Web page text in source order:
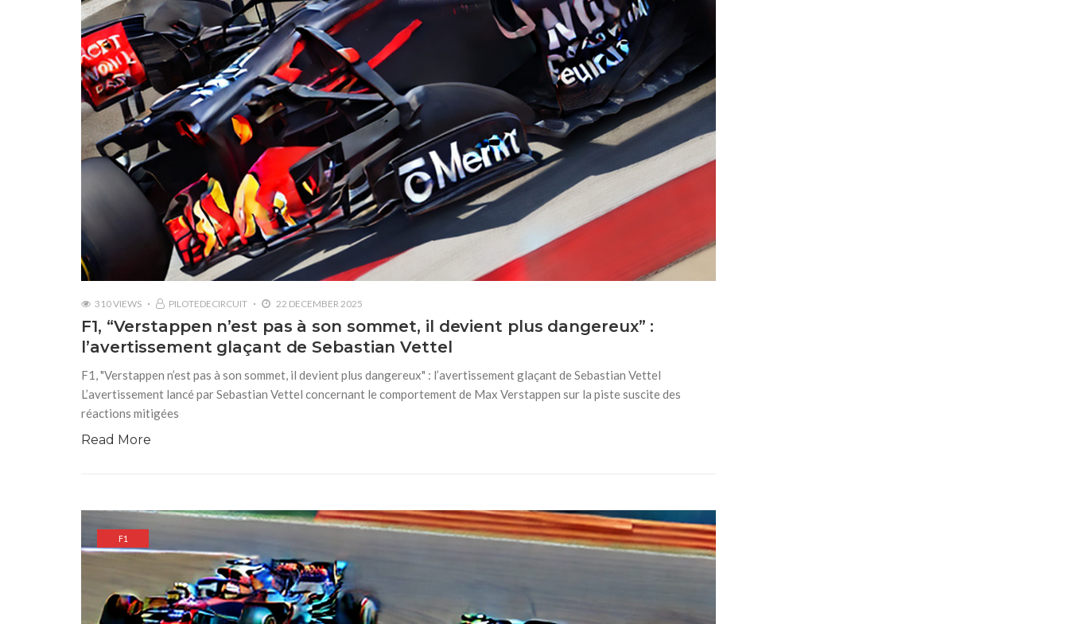
310 VIEWS PILOTEDECIRCUIT 22 DECEMBER 2025
F1, “Verstappen n’est pas à son sommet, il devient plus dangereux” :
l’avertissement glaçant de Sebastian Vettel
F1, "Verstappen n’est pas à son sommet, il devient plus dangereux" : l’avertissement glaçant de Sebastian Vettel
L’avertissement lancé par Sebastian Vettel concernant le comportement de Max Verstappen sur la piste suscite des
réactions mitigées
Read More
F1